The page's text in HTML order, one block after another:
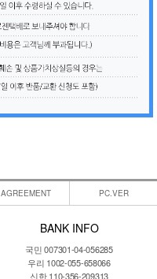
AGREEMENT PC.VER
BANK INFO
국민 007301-04-056285
우리 1002-055-658066
신한 110-356-209313